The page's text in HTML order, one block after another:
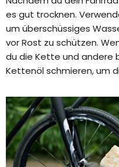
es gut trocknen.
um überschüssiges
vor Rost zu schützen.
du die Kette und andere
Kettenöl schmieren, um